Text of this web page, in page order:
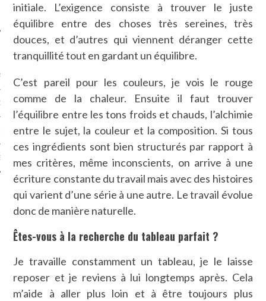
CARAVELLE
CARAVELLE
PODCAST
initiale. L’exigence consiste à trouver le juste
équilibre entre des choses très sereines, très
douces, et d’autres qui viennent déranger cette
tranquillité tout en gardant un équilibre.
C’est pareil pour les couleurs, je vois le rouge
comme de la chaleur. Ensuite il faut trouver
l’équilibre entre les tons froids et chauds, l’alchimie
entre le sujet, la couleur et la composition. Si tous
ces ingrédients sont bien structurés par rapport à
mes critères, même inconscients, on arrive à une
écriture constante du travail mais avec des histoires
qui varient d’une série à une autre. Le travail évolue
donc de manière naturelle.
Êtes-vous à la recherche du tableau parfait ?
Je travaille constamment un tableau, je le laisse
reposer et je reviens à lui longtemps après. Cela
m’aide à aller plus loin et à être toujours plus